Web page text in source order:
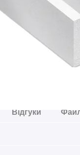
Відгуки